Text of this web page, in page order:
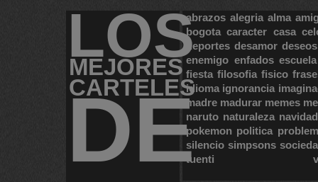
LOS
MEJORES
CARTELES
DE
abrazos alegria alma
bogota caracter casa
deportes desamor deseos
enemigo enfados escuela
fiesta filosofia fisico
idioma ignorancia
madre madurar memes
naruto naturaleza navidad
pokemon politica
silencio simpsons
tuenti